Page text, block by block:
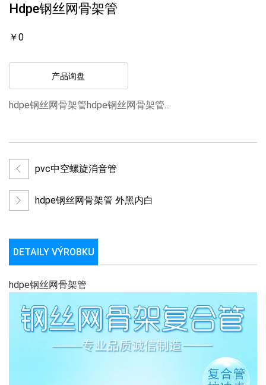
Hdpe钢丝网骨架管
￥0
产品询盘
hdpe钢丝网骨架管hdpe钢丝网骨架管...
pvc中空螺旋消音管
hdpe钢丝网骨架管 外黑内白
DETAILY VÝROBKU
hdpe钢丝网骨架管